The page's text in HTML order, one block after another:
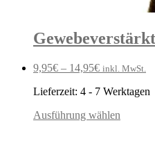
9,95€ – 14,95€ inkl. MwSt.
Lieferzeit: 4 - 7 Werktagen
Ausführung wählen